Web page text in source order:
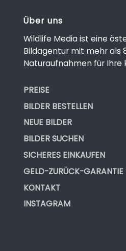
Über uns
Wildlife Media ist eine
Bildagentur mit mehr als
Naturaufnahmen für Ihre
PREISE
BILDER BESTELLEN
NEUE BILDER
BILDER SUCHEN
SICHERES EINKAUFEN
GELD-ZURÜCK-GARANTIE
KONTAKT
INSTAGRAM